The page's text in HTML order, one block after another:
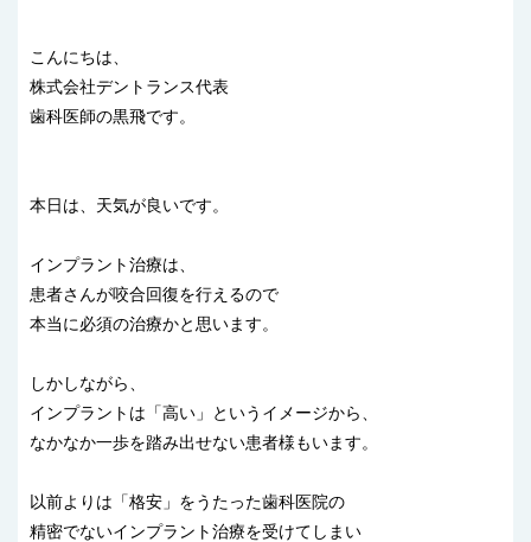
こんにちは、
株式会社デントランス代表
歯科医師の黒飛です。
本日は、天気が良いです。
インプラント治療は、
患者さんが咬合回復を行えるので
本当に必須の治療かと思います。
しかしながら、
インプラントは「高い」というイメージから、
なかなか一歩を踏み出せない患者様もいます。
以前よりは「格安」をうたった歯科医院の
精密でないインプラント治療を受けてしまい